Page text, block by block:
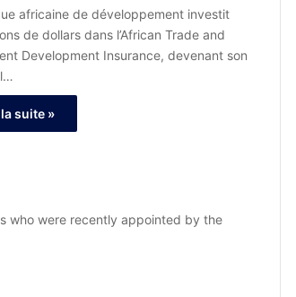
africaine de développement investit
de dollars dans l’African Trade and
Development Insurance, devenant son
suite »
who were recently appointed by the